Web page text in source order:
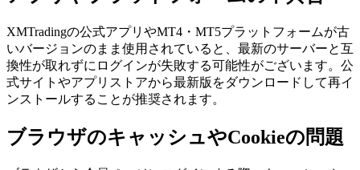
XMTradingの公式アプリやMT4・MT5プラットフォームが古
いバージョンのまま使用されていると、最新のサーバーと互
換性が取れずにログインが失敗する可能性がございます。公
式サイトやアプリストアから最新版をダウンロードして再イ
ンストールすることが推奨されます。
ブラウザのキャッシュやCookieの問題